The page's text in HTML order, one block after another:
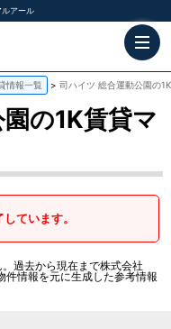
アール
情報一覧 司ハイツ 総合運動公園の
の1K賃貸マ
ています。
過去から現在まで株式会社
件情報を元に生成した参考情報